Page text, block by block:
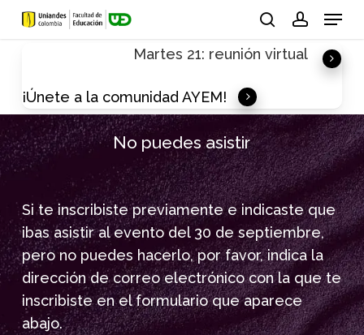
Skip
Menu
Martes 21: reunión virtual
¡Únete a la comunidad AYEM!
No puedes asistir
Si te inscribiste previamente e indicaste que
ibas asistir al evento del 30 de septiembre,
pero no puedes hacerlo, por favor, indica la
dirección de correo electrónico con la que te
inscribiste en el formulario que aparece
abajo.